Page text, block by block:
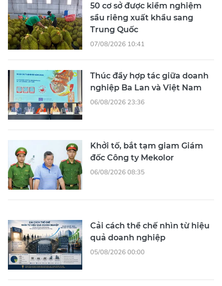
50 cơ sở được kiểm nghiệm
sầu riêng xuất khẩu sang
Trung Quốc
07/08/2026 10:41
Thúc đẩy hợp tác giữa doanh
nghiệp Ba Lan và Việt Nam
06/08/2026 23:36
Khởi tố, bắt tạm giam Giám
đốc Công ty Mekolor
06/08/2026 08:35
Cải cách thể chế nhìn từ hiệu
quả doanh nghiệp
05/08/2026 00:00